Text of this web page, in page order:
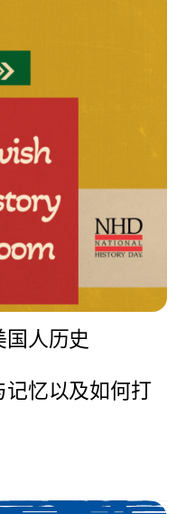
人历史
忆以及如何打